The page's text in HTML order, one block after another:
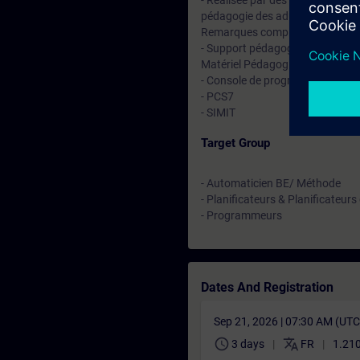
pédagogie des adultes avec un
Remarques complémentaires :
- Support pédagogique en
Matériel Pédagogique (à titre
- Console de programmation
- PCS7
- SIMIT
Target Group
- Automaticien BE/ Méthode
- Planificateurs & Planificateurs
- Programmeurs
Dates And Registration
Sep 21, 2026 | 07:30 AM
schedule 3 days translate FR